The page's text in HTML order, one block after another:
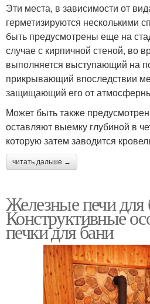
Эти места, в зависимости от
герметизируются несколькими
быть предусмотрены еще на
случае с кирпичной стеной, во
выполняется выступающий на
прикрывающий впоследствии
защищающий его от
Может быть также
оставляют выемку глубиной в
которую затем заводится
читать дальше →
Железные печи для
Конструктивные
печки для бани